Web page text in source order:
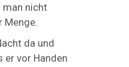
man nicht
Menge.
da und
er vor Handen